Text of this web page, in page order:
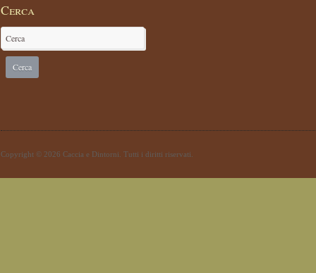
Cerca
Copyright © 2026 Caccia e Dintorni. Tutti i diritti riservati.